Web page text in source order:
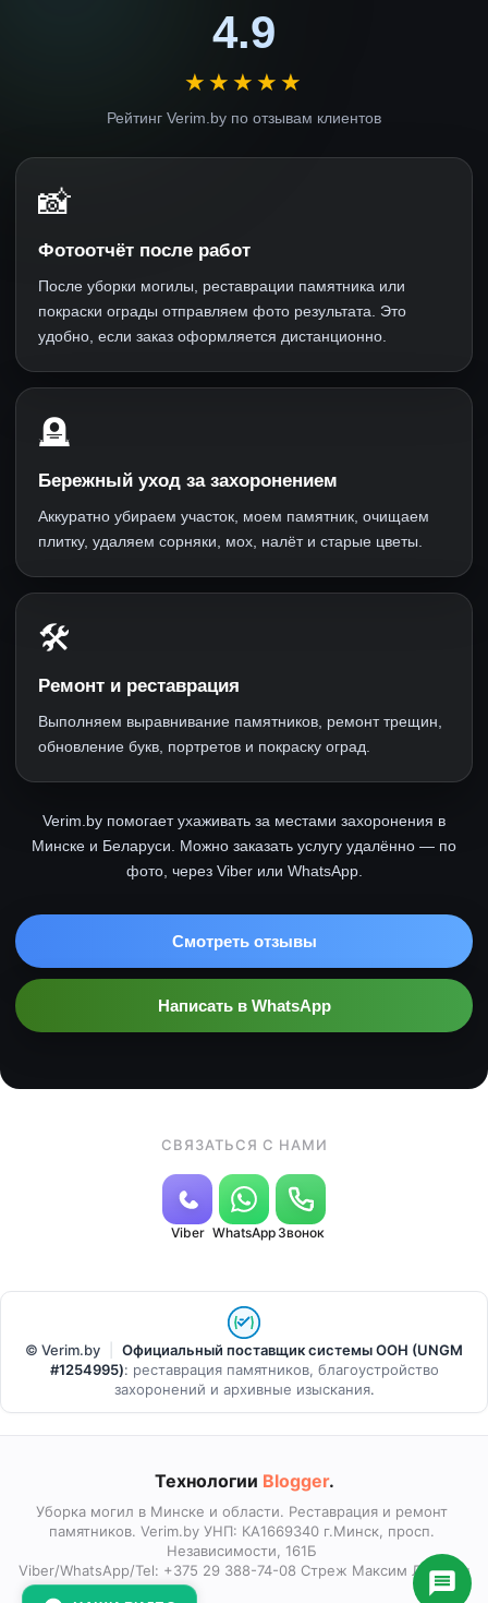
4.9
★★★★★
Рейтинг Verim.by по отзывам клиентов
📸
Фотоотчёт после работ
После уборки могилы, реставрации памятника или
покраски ограды отправляем фото результата. Это
удобно, если заказ оформляется дистанционно.
🪦
Бережный уход за захоронением
Аккуратно убираем участок, моем памятник, очищаем
плитку, удаляем сорняки, мох, налёт и старые цветы.
🛠
Ремонт и реставрация
Выполняем выравнивание памятников, ремонт трещин,
обновление букв, портретов и покраску оград.
Verim.by помогает ухаживать за местами захоронения в
Минске и Беларуси. Можно заказать услугу удалённо — по
фото, через Viber или WhatsApp.
Смотреть отзывы
Написать в WhatsApp
СВЯЗАТЬСЯ С НАМИ
Viber WhatsApp Звонок
© Verim.by
Официальный поставщик системы ООН (UNGM
#1254995): реставрация памятников, благоустройство
захоронений и архивные изыскания.
Технологии Blogger.